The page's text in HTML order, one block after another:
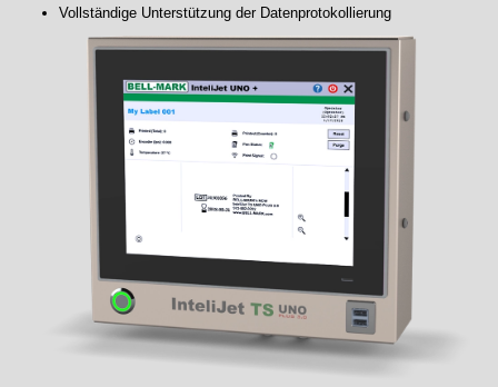
Vollständige Unterstützung der Datenprotokollierung